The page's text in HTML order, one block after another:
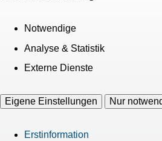
Notwendige
Analyse & Statistik
Externe Dienste
Eigene Einstellungen Nur
Erstinformation